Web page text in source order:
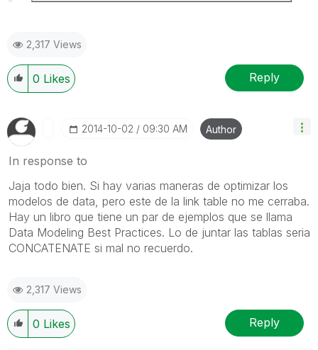
2,317 Views
0 Likes Reply
‎2014-10-02 09:30 AM Author
In response to
Jaja todo bien. Si hay varias maneras de optimizar los
modelos de data, pero este de la link table no me cerraba.
Hay un libro que tiene un par de ejemplos que se llama
Data Modeling Best Practices. Lo de juntar las tablas seria
CONCATENATE si mal no recuerdo.
2,317 Views
0 Likes Reply